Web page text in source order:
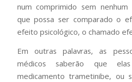
num comprimido sem
que possa ser comparado o
efeito psicológico, o chamado
Em outras palavras, as
médicos saberão que
medicamento trametinibe, ou